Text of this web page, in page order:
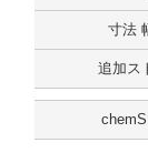
寸法
追加ス